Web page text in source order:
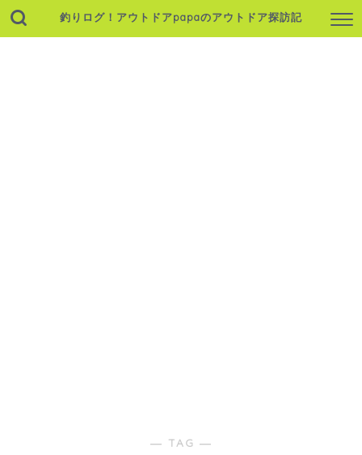
釣りログ！アウトドアpapaのアウトドア探訪記
― TAG ―